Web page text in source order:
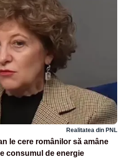
Realitatea din PNL
le cere românilor să amâne
consumul de energie